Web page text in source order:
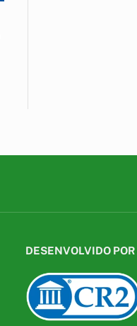
DESENVOLVIDO POR